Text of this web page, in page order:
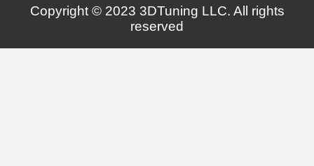
Copyright © 2023 3DTuning LLC. All rights
reserved